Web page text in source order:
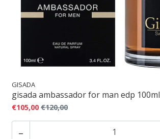
GISADA
gisada ambassador for man edp 100ml
€105,00 €120,00
-